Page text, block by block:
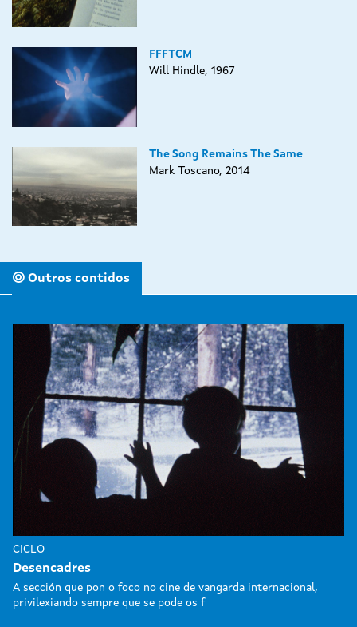
FFFTCM
Will Hindle, 1967
The Song Remains The Same
Mark Toscano, 2014
Outros contidos
CICLO
Desencadres
A sección que pon o foco no cine de vangarda internacional,
privilexiando sempre que se pode os f